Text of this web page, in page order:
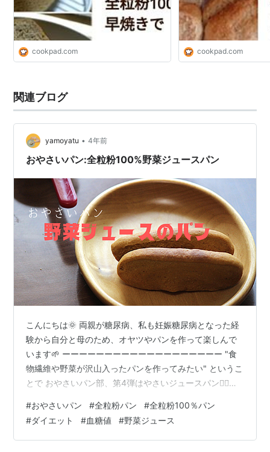
cookpad.com cookpad.com
関連ブログ
yamoyatu • 4年前
おやさいパン:全粒粉100%野菜ジュースパン
こんにちは🌞 両親が糖尿病、私も妊娠糖尿病となった経
験から自分と母のため、オヤツやパンを作って楽しんで
います🌱 ーーーーーーーーーーーーーーーーーーー "食
物繊維や野菜が沢山入ったパンを作ってみたい" というこ
とで おやさいパン部、第4弾はやさいジュースパン🏃‍♀️🏃
トックをしてまして 野菜ジュースだけがなかなか減らず
賞味期限すぎちゃった♡(;・∀・) ジュースは普段飲まな
いので パンにしちゃえ！と思い、作りました 始めにお伝
#おやさいパン #全粒粉パン #全粒粉100％パン
#ダイエット #血糖値 #野菜ジュース